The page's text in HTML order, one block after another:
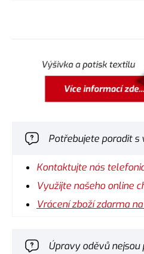
Potřebujete poradit s
Kontaktujte nás
Využijte našeho online
Vrácení zboží zdarma
Úpravy oděvů nejsou